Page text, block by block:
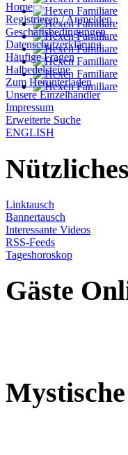
Home
Registrieren / Anmelden
Geschäftsbedingungen
Datenschutzerklärung
Häufige Fragen
Halbedelsteine
Zum Herunterladen
Unsere Einzelhändler
Impressum
Erweiterte Suche
ENGLISH
Nützliches
Linktausch
Bannertausch
Interessante Videos
RSS-Feeds
Tageshoroskop
Gäste